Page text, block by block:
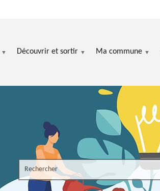
Découvrir et sortir Ma commune
Search the site